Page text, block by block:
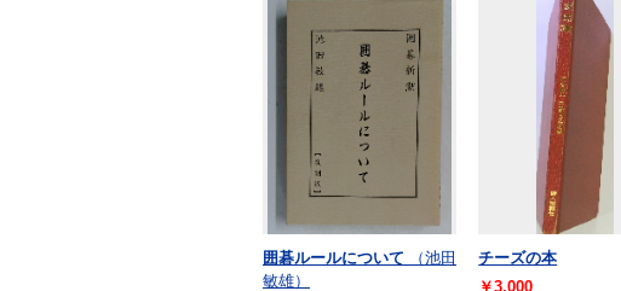
囲碁ルールについて
（池田
敏雄）
チーズの本
￥3,000